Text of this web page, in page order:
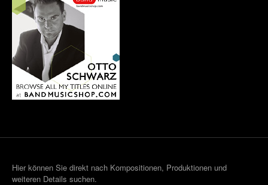
Hier können Sie direkt nach Kompositionen, Produktionen und
weiteren Details suchen.